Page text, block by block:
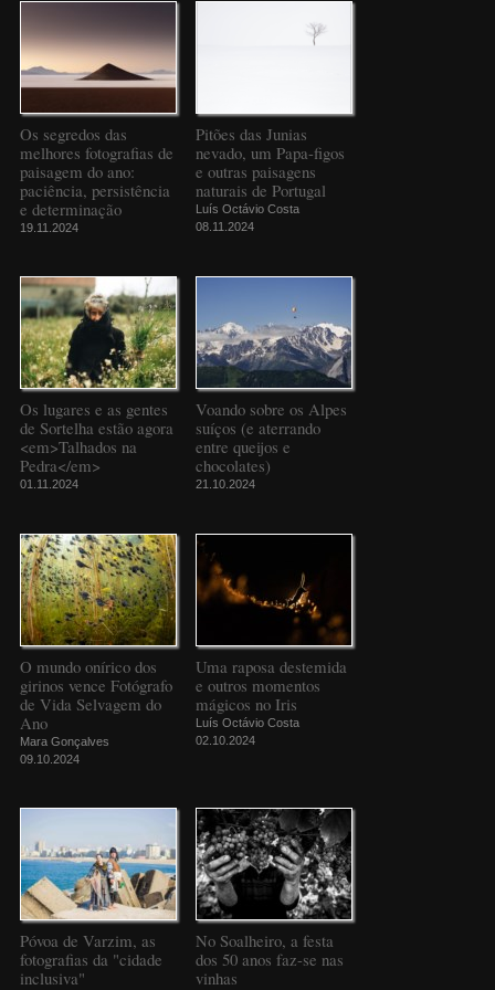
Os segredos das
melhores fotografias de
paisagem do ano:
paciência, persistência
e determinação
19.11.2024
Pitões das Junias
nevado, um Papa-figos
e outras paisagens
naturais de Portugal
Luís Octávio Costa
08.11.2024
Os lugares e as gentes
de Sortelha estão agora
<em>Talhados na
Pedra</em>
01.11.2024
Voando sobre os Alpes
suíços (e aterrando
entre queijos e
chocolates)
21.10.2024
O mundo onírico dos
girinos vence Fotógrafo
de Vida Selvagem do
Ano
Mara Gonçalves
09.10.2024
Uma raposa destemida
e outros momentos
mágicos no Iris
Luís Octávio Costa
02.10.2024
Póvoa de Varzim, as
fotografias da "cidade
inclusiva"
No Soalheiro, a festa
dos 50 anos faz-se nas
vinhas